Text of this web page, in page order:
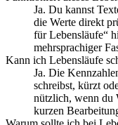
Ja. Du kannst
die Werte direkt
für Lebensläufe“
mehrsprachiger
Kann ich Lebensläufe
Ja. Die
schreibst, kürzt
nützlich, wenn du
kurzen